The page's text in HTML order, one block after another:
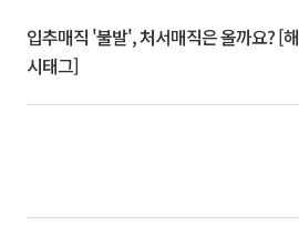
입추매직 '불발', 처서매직은 올까요? [해
시태그]